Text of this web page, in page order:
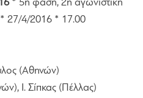
* 5η φάση, 2η αγωνιστική
27/4/2016 * 17.00
(Αθηνών)
Ι. Σίπκας (Πέλλας)